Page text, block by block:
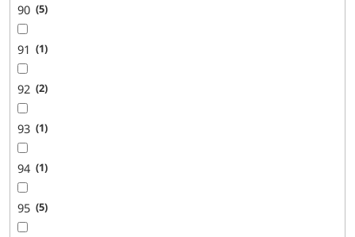
90 5
91 1
92 2
93 1
94 1
95 5